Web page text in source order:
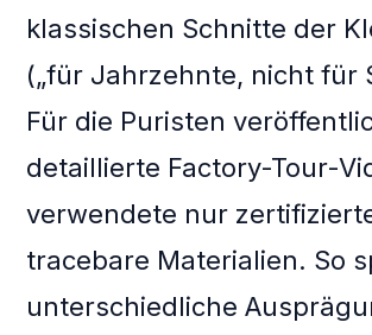
klassischen Schnitte der
(„für Jahrzehnte, nicht für
Für die Puristen
detaillierte Factory-Tour-
verwendete nur
tracebare Materialien. So
unterschiedliche